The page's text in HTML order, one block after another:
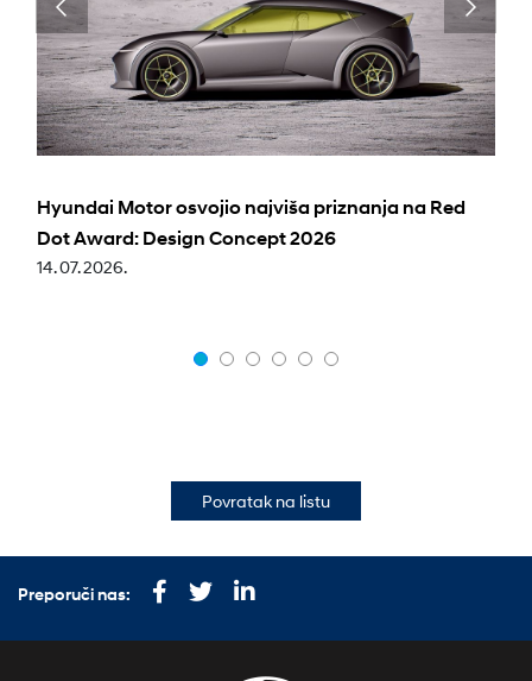
Hyundai Motor osvojio najviša priznanja na Red
Dot Award: Design Concept 2026
14. 07. 2026.
Povratak na listu
Preporuči nas: